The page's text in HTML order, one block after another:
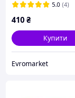
5.0 (4)
410₴
Купити
Evromarket